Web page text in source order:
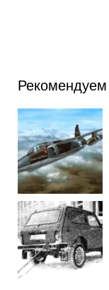
Рекомендуем